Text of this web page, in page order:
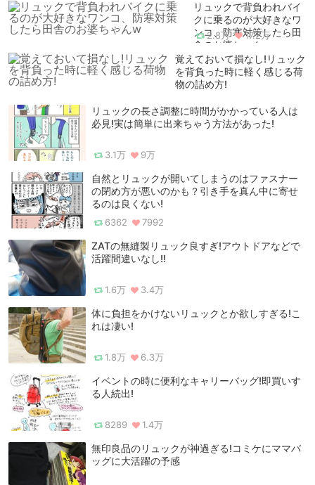
リュックで背負われバイ
クに乗るのが大好きなワ
ンコ、防寒対策したら田
舎のお婆ちゃんw
2.8万 17.2万
覚えておいて損なし!リュック
を背負った時に軽く感じる荷
物の詰め方!
リュックの長さ調整に時間がかかっている人は
必見!実は簡単に出来ちゃう方法があった!
3.1万 9万
自然とリュックが開いてしまうのはファスナー
の閉め方が悪いのかも？引き手を真ん中に寄せ
るのは良くない!
6362 7992
ZATの無縫製リュック良すぎ!アウトドアなどで
活躍間違いなし!!
1.6万 3.4万
体に負担をかけないリュックとか欲しすぎる!こ
れは凄い!
1.8万 6.3万
イベントの時に便利なキャリーバッグ!即買いす
る人続出!
8289 1.4万
無印良品のリュックが神過ぎる!コミケにママバ
ッグに大活躍の予感